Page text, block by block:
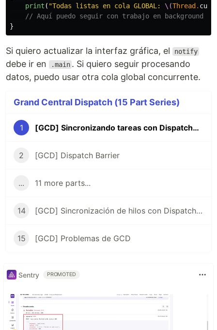
print ( "Todas listas en cola GLOBAL: \(Thread .
// Aquí puedo seguir con trabajo en background
}
Si quiero actualizar la interfaz gráfica, el notify
debe ir en .main . Si quiero seguir procesando
datos, puedo usar otra cola global concurrente.
Grand Central Dispatch (15 Part Series)
1 [GCD] Sincronizando tareas con DispatchGroup
2 [GCD] Dispatch Barrier
... 11 more parts...
14 [GCD] Sincronización de hilos con DispatchSemaphore
15 [GCD] Problemas de GCD
Sentry PROMOTED